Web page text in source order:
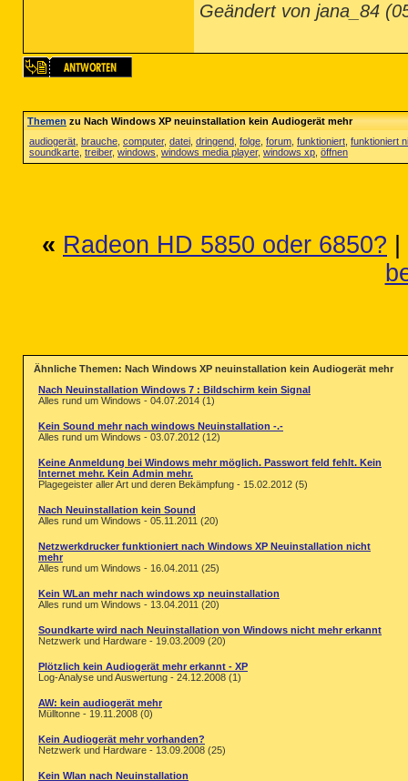
Geändert von jana_84
Themenzu Nach Windows XP neuinstallation kein Audiogerät mehr
audiogerät brauche computer, datei dringend folge forum funktioniert funktioniert
soundkarte treiber, windows windows media player, windows xp öffnen
« Radeon HD 5850 oder 6850?
Ähnliche Themen: Nach Windows XP neuinstallation kein Audiogerät mehr
Nach Neuinstallation Windows 7 : Bildschirm kein Signal
Alles rund um Windows - 04.07.2014 (1)
Kein Sound mehr nach windows Neuinstallation -.-
Alles rund um Windows - 03.07.2012 (12)
Keine Anmeldung bei Windows mehr möglich. Passwort feld fehlt. Kein
Internet mehr. Kein Admin mehr.
Plagegeister aller Art und deren Bekämpfung - 15.02.2012 (5)
Nach Neuinstallation kein Sound
Alles rund um Windows - 05.11.2011 (20)
Netzwerkdrucker funktioniert nach Windows XP Neuinstallation nicht
mehr
Alles rund um Windows - 16.04.2011 (25)
Kein WLan mehr nach windows xp neuinstallation
Alles rund um Windows - 13.04.2011 (20)
Soundkarte wird nach Neuinstallation von Windows nicht mehr erkannt
Netzwerk und Hardware - 19.03.2009 (20)
Plötzlich kein Audiogerät mehr erkannt - XP
Log-Analyse und Auswertung - 24.12.2008 (1)
AW: kein audiogerät mehr
Mülltonne - 19.11.2008 (0)
Kein Audiogerät mehr vorhanden?
Netzwerk und Hardware - 13.09.2008 (25)
Kein Wlan nach Neuinstallation